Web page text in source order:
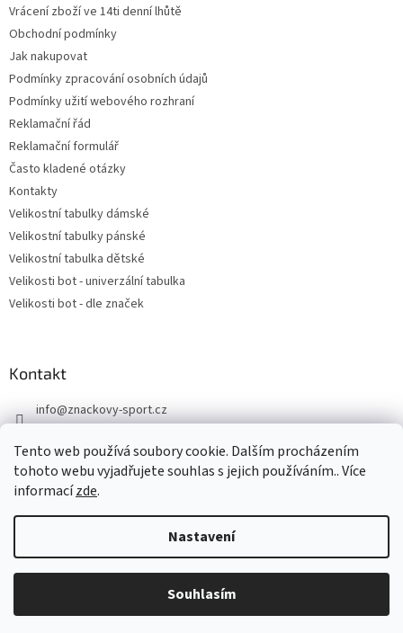
Tento web používá soubory cookie. Dalším procházením
tohoto webu vyjadřujete souhlas s jejich používáním.. Více
informacízde.
Nastavení
Souhlasím
DOVOLENÁ - objednávky přijaté nyní odešleme v pondělí 10.8.
Vrácení zboží ve 14ti denní lhůtě
Obchodní podmínky
Jak nakupovat
Podmínky zpracování osobních údajů
Podmínky užití webového rozhraní
Reklamační řád
Reklamační formulář
Často kladené otázky
Kontakty
Velikostní tabulky dámské
Velikostní tabulky pánské
Velikostní tabulka dětské
Velikosti bot - univerzální tabulka
Velikosti bot - dle značek
Kontakt
info@znackovy-sport.cz
Vytvořil Shoptet
Značkový sport. Všechna práva vyhrazena.